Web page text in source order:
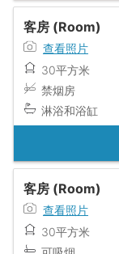
客房 (Room)
查看照片
30平方米
禁烟房
淋浴和浴缸
客房 (Room)
查看照片
30平方米